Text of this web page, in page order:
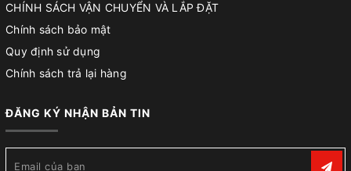
CHÍNH SÁCH VẬN CHUYỂN VÀ LẮP ĐẶT
Chính sách bảo mật
Quy định sử dụng
Chính sách trả lại hàng
ĐĂNG KÝ NHẬN BẢN TIN